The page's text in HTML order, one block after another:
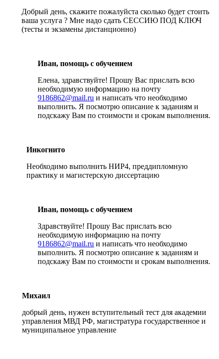
Добрый день, скажите пожалуйста сколько будет стоить
ваша услуга ? Мне надо сдать СЕССИЮ ПОД КЛЮЧ
(тесты и экзамены дистанционно)
Иван, помощь с обучением
Елена, здравствуйте! Прошу Вас прислать всю
необходимую информацию на почту
9186862@mail.ru и написать что необходимо
выполнить. Я посмотрю описание к заданиям и
подскажу Вам по стоимости и срокам выполнения.
Инкогнито
Необходимо выполнить НИР4, преддипломную
практику и магистерскую диссертацию
Иван, помощь с обучением
Здравствуйте! Прошу Вас прислать всю
необходимую информацию на почту
9186862@mail.ru и написать что необходимо
выполнить. Я посмотрю описание к заданиям и
подскажу Вам по стоимости и срокам выполнения.
Михаил
добрый день, нужен вступительный тест для академии
управления МВД РФ, магистратура государственное и
муниципальное управление